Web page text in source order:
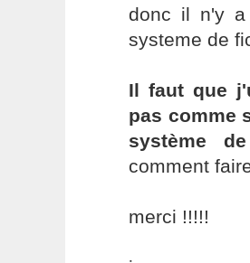
donc il n'y
systeme de
Il faut que
pas comme
système
comment
merci !!!!!